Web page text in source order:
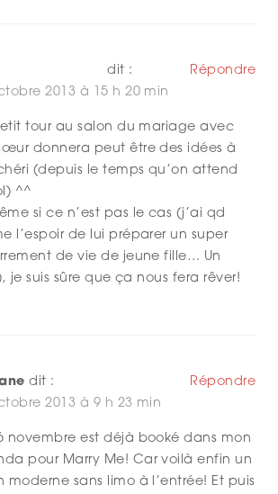
dit :
2013 à 15 h 20 min
tour au salon du mariage avec
donnera peut être des idées à
(depuis le temps qu’on attend
^^
si ce n’est pas le cas (j’ai qd
l’espoir de lui préparer un super
de vie de jeune fille… Un
je suis sûre que ça nous fera rêver!
Répondre
dit :
2013 à 9 h 23 min
novembre est déjà booké dans mon
pour Marry Me! Car voilà enfin un
moderne sans limo à l’entrée! Et puis
Répondre